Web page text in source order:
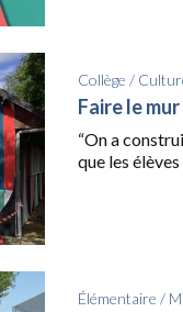
Collège /
Faire le
“On a
que les élèves
Élémentaire /